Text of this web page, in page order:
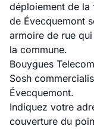
déploiement de la
de Évecquemont
armoire de rue
la commune.
Bouygues
Sosh
Évecquemont.
Indiquez votre
couverture du